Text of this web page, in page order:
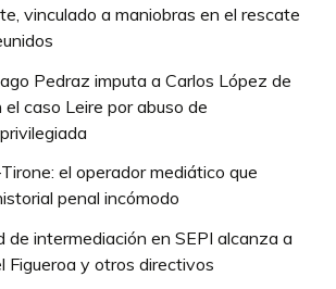
vinculado a maniobras en el rescate
Pedraz imputa a Carlos López de
el caso Leire por abuso de
el operador mediático que
penal incómodo
de intermediación en SEPI alcanza a
Figueroa y otros directivos